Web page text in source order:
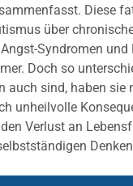
Diese
über
Syndromen
Doch so
auch sind, haben sie
unheilvolle
Verlust an